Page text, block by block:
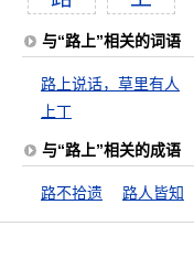
与“路上”相关的词语
路上说话，草里有人
上丁
与“路上”相关的成语
路不拾遗 路人皆知